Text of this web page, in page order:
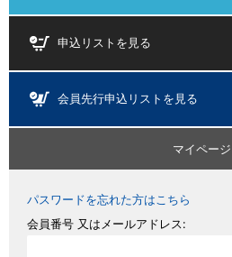
申込リストを見る
会員先行申込リストを見る
マイページ
パスワードを忘れた方はこちら
会員番号 又はメールアドレス: